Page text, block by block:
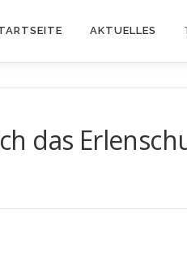
AKTUELLES
das